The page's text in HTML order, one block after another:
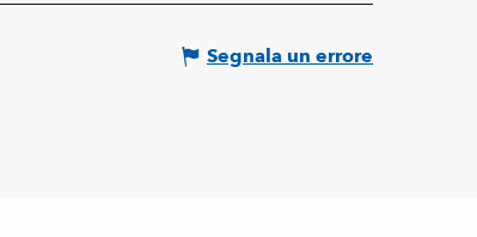
Segnala un errore